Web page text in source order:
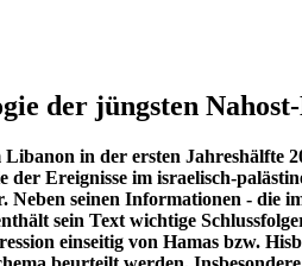
der jüngsten
in der ersten Jahreshälfte
der Ereignisse im israelisch-
seinen Informationen - die
sein Text wichtige
einseitig von Hamas bzw.